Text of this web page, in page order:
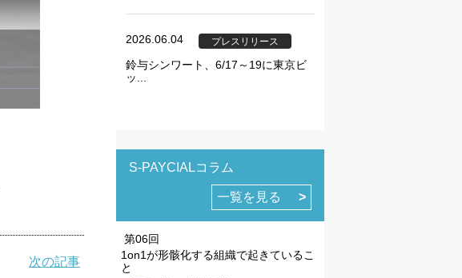
次の記事
2026.06.04 プレスリリース
鈴与シンワート、6/17～19に東京ビ
ッ...
S-PAYCIALコラム
一覧を見る
第06回
1on1が形骸化する組織で起きているこ
と
Cookie の確認と管理